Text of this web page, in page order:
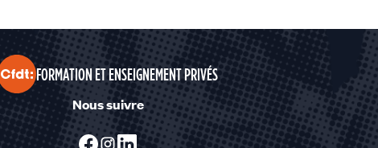
FORMATION ET ENSEIGNEMENT PRIVÉS
Nous suivre